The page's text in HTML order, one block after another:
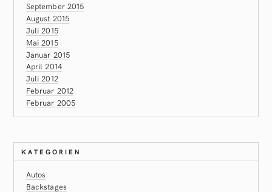
September 2015
August 2015
Juli 2015
Mai 2015
Januar 2015
April 2014
Juli 2012
Februar 2012
Februar 2005
KATEGORIEN
Autos
Backstages